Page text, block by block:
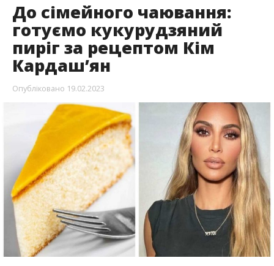
До сімейного чаювання:
готуємо кукурудзяний
пиріг за рецептом Кім
Кардаш’ян
Опубліковано 19.02.2023